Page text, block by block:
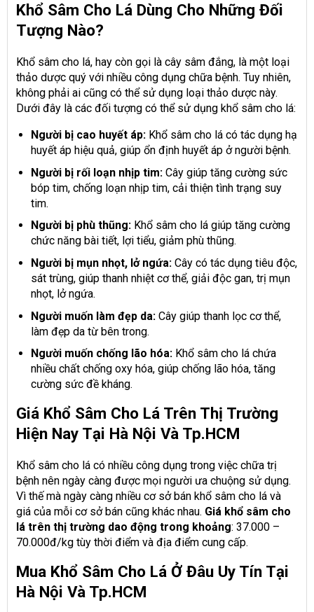
Khổ Sâm Cho Lá Dùng Cho Những Đối
Tượng Nào?
Khổ sâm cho lá, hay còn gọi là cây sâm đắng, là một loại
thảo dược quý với nhiều công dụng chữa bệnh. Tuy nhiên,
không phải ai cũng có thể sử dụng loại thảo dược này.
Dưới đây là các đối tượng có thể sử dụng khổ sâm cho lá:
Người bị cao huyết áp:Khổ sâm cho lá có tác dụng hạ
huyết áp hiệu quả, giúp ổn định huyết áp ở người bệnh.
Người bị rối loạn nhịp tim:Cây giúp tăng cường sức
bóp tim, chống loạn nhịp tim, cải thiện tình trạng suy
tim.
Người bị phù thũng:Khổ sâm cho lá giúp tăng cường
chức năng bài tiết, lợi tiểu, giảm phù thũng.
Người bị mụn nhọt, lở ngứa:Cây có tác dụng tiêu độc,
sát trùng, giúp thanh nhiệt cơ thể, giải độc gan, trị mụn
nhọt, lở ngứa.
Người muốn làm đẹp da:Cây giúp thanh lọc cơ thể,
làm đẹp da từ bên trong.
Người muốn chống lão hóa:Khổ sâm cho lá chứa
nhiều chất chống oxy hóa, giúp chống lão hóa, tăng
cường sức đề kháng.
Giá Khổ Sâm Cho Lá Trên Thị Trường
Hiện Nay Tại Hà Nội Và Tp.HCM
Khổ sâm cho lá có nhiều công dụng trong việc chữa trị
bệnh nên ngày càng được mọi người ưa chuộng sử dụng.
Vì thế mà ngày càng nhiều cơ sở bán khổ sâm cho lá và
giá của mỗi cơ sở bán cũng khác nhau. Giá khổ sâm cho
lá trên thị trường dao động trong khoảng: 37.000 –
70.000đ/kg tùy thời điểm và địa điểm cung cấp.
Mua Khổ Sâm Cho Lá Ở Đâu Uy Tín Tại
Hà Nội Và Tp.HCM